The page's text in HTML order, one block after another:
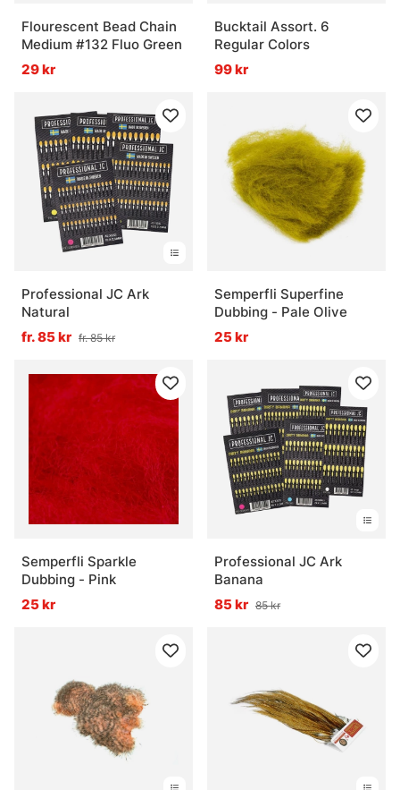
Flourescent Bead Chain
Medium #132 Fluo Green
29 kr
Bucktail Assort. 6
Regular Colors
99 kr
Professional JC Ark
Natural
fr. 85 kr fr. 85 kr
Semperfli Superfine
Dubbing - Pale Olive
25 kr
Semperfli Sparkle
Dubbing - Pink
25 kr
Professional JC Ark
Banana
85 kr 85 kr